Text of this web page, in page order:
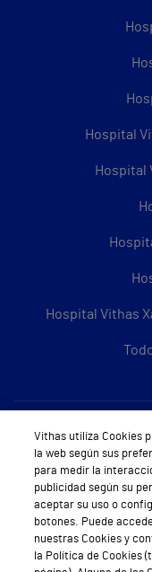
Hospital
Hospital
Hospital Vithas
Vithas utiliza Cookies
la web según sus
para medir la
publicidad según su
aceptar su uso o
botones. Puede
nuestras Cookies y
la Política de Cookies